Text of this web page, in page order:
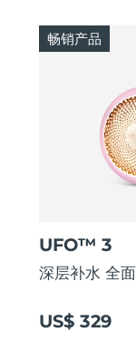
UFO™ 3
深层补水 全
US$ 329
畅销产品